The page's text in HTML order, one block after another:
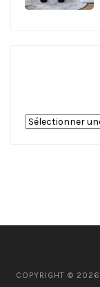
COPYRIGHT © 2026